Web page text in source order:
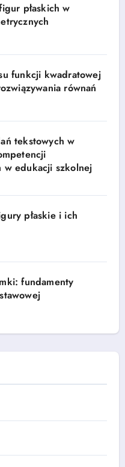
płaskich w
funkcji kwadratowej
równań
tekstowych w
w edukacji szkolnej
płaskie i ich
fundamenty